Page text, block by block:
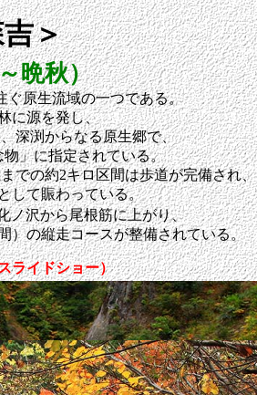
＞
晩秋）
ぐ原生流域の一つである。
に源を発し、
深渕からなる原生郷で、
」に指定されている。
での約2キロ区間は歩道が完備され、
して賑わっている。
ノ沢から尾根筋に上がり、
）の縦走コースが整備されている。
ライドショー）